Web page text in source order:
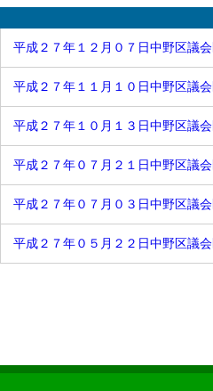
平成25年
平成23年
平成20年
平成19年
平成18年
平成17年
平成16年
予
予
予
予
科会
決算
決
決
決
中野
特別委
地域
会
平成２７年１２月０７日中野区議
平成２７年１１月１０日中野区議
平成２７年１０月１３日中野区議
平成２７年０７月２１日中野区議
平成２７年０７月０３日中野区議
平成２７年０５月２２日中野区議